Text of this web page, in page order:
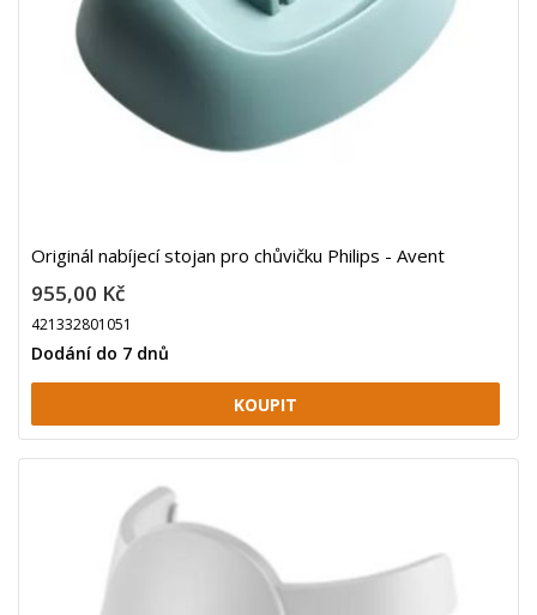
Originál nabíjecí stojan pro chůvičku Philips - Avent
955,00 Kč
421332801051
Dodání do 7 dnů